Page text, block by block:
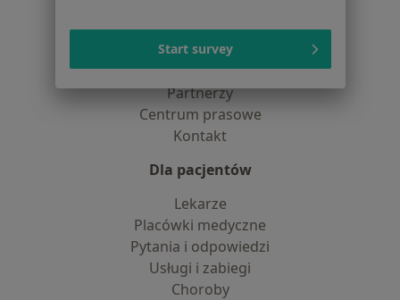
Dostępność
O nas
Praca Rekrutujemy!
Partnerzy
Centrum prasowe
Kontakt
Dla pacjentów
Lekarze
Placówki medyczne
Pytania i odpowiedzi
Usługi i zabiegi
Choroby
Start survey